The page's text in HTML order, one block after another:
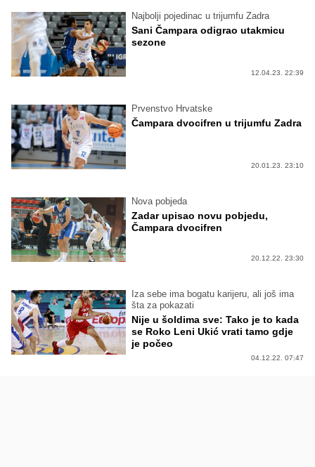
Najbolji pojedinac u trijumfu Zadra
Sani Čampara odigrao utakmicu
sezone
12.04.23. 22:39
Prvenstvo Hrvatske
Čampara dvocifren u trijumfu Zadra
20.01.23. 23:10
Nova pobjeda
Zadar upisao novu pobjedu,
Čampara dvocifren
20.12.22. 23:30
Iza sebe ima bogatu karijeru, ali još ima
šta za pokazati
Nije u šoldima sve: Tako je to kada
se Roko Leni Ukić vrati tamo gdje
je počeo
04.12.22. 07:47